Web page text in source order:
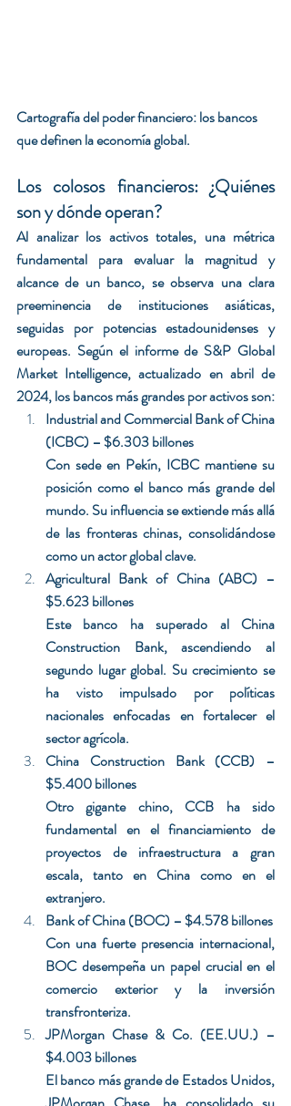
Cartografía del poder financiero: los bancos
que definen la economía global.
Los colosos financieros: ¿Quiénes
son y dónde operan?
Al analizar los activos totales, una métrica
fundamental para evaluar la magnitud y
alcance de un banco, se observa una clara
preeminencia de instituciones asiáticas,
seguidas por potencias estadounidenses y
europeas. Según el informe de S&P Global
Market Intelligence, actualizado en abril de
2024, los bancos más grandes por activos son:
Industrial and Commercial Bank of China
(ICBC) – $6.303 billones
Con sede en Pekín, ICBC mantiene su
posición como el banco más grande del
mundo. Su influencia se extiende más allá
de las fronteras chinas, consolidándose
como un actor global clave.
Agricultural Bank of China (ABC) –
$5.623 billones
Este banco ha superado al China
Construction Bank, ascendiendo al
segundo lugar global. Su crecimiento se
ha visto impulsado por políticas
nacionales enfocadas en fortalecer el
sector agrícola.
China Construction Bank (CCB) –
$5.400 billones
Otro gigante chino, CCB ha sido
fundamental en el financiamiento de
proyectos de infraestructura a gran
escala, tanto en China como en el
extranjero.
Bank of China (BOC) – $4.578 billones
Con una fuerte presencia internacional,
BOC desempeña un papel crucial en el
comercio exterior y la inversión
transfronteriza.
JPMorgan Chase & Co. (EE.UU.) –
$4.003 billones
El banco más grande de Estados Unidos,